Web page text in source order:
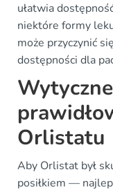
ułatwia
niektóre formy
może przyczynić
dostępności dla
Orlistatu
Aby Orlistat był
posiłkiem —